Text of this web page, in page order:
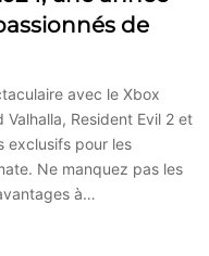
de
avec le Xbox
Valhalla, Resident Evil 2 et
exclusifs pour les
Ne manquez pas les
à…